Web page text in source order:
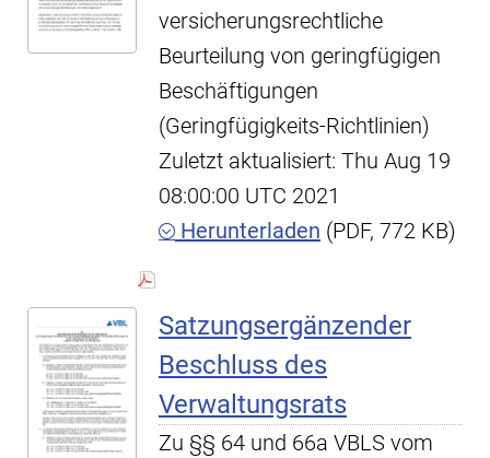
versicherungsrechtliche
Beurteilung von geringfügigen
Beschäftigungen
(Geringfügigkeits-Richtlinien)
Zuletzt aktualisiert: Thu Aug 19
08:00:00 UTC 2021
Herunterladen (PDF, 772 KB)
Satzungsergänzender
Beschluss des
Verwaltungsrats
Zu §§ 64 und 66a VBLS vom